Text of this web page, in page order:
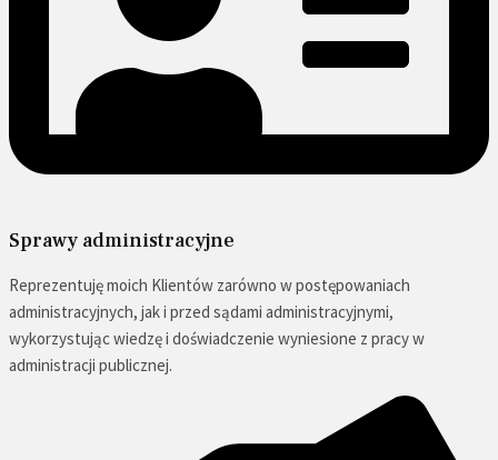
Sprawy administracyjne
Reprezentuję moich Klientów zarówno w postępowaniach
administracyjnych, jak i przed sądami administracyjnymi,
wykorzystując wiedzę i doświadczenie wyniesione z pracy w
administracji publicznej.